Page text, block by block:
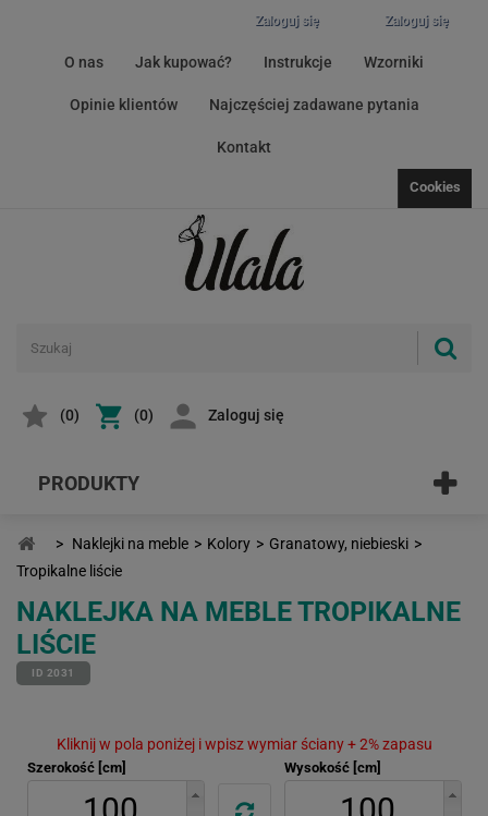
Zaloguj się
Zaloguj się
O nas Jak kupować? Instrukcje Wzorniki
Opinie klientów Najczęściej zadawane pytania
Kontakt
Cookies
(0) (0) Zaloguj się
PRODUKTY
> Naklejki na meble > Kolory > Granatowy, niebieski >
Tropikalne liście
NAKLEJKA NA MEBLE TROPIKALNE
LIŚCIE
ID 2031
Kliknij w pola poniżej i wpisz wymiar ściany + 2% zapasu
Szerokość [cm] Wysokość [cm]